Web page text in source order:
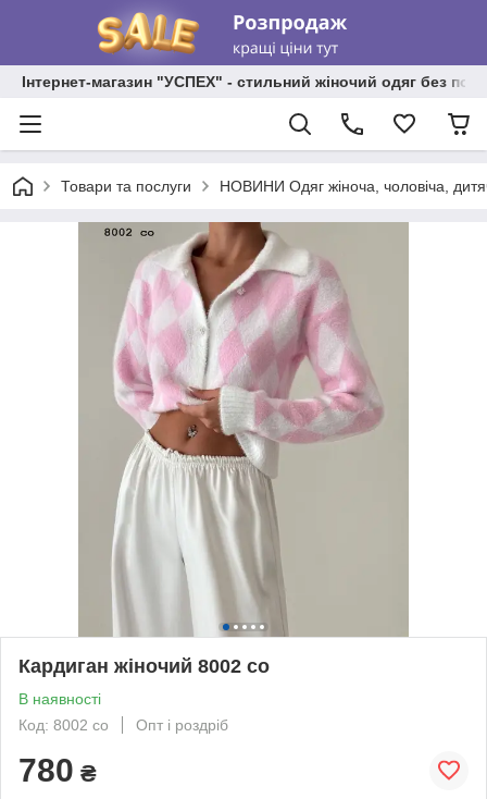
Інтернет-магазин "УСПЕХ" - стильний жіночий одяг без
Товари та послуги НОВИНИ Одяг жіноча, чоловіча,
Кардиган жіночий 8002 со
В наявності
Код: 8002 со
Опт і роздріб
780 ₴